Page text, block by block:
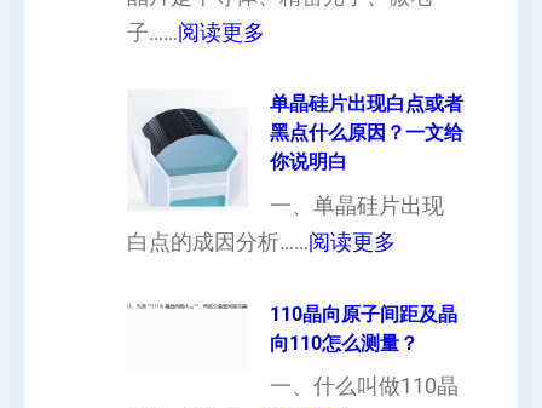
厚
也
以
子……阅读更多
片
晶
向
各
向
性
对
硬
单晶硅片出现白点或者
黑点什么原因？一文给
你说明白
一、单晶硅片出现
白点的成因分析……阅读更多
晶
硅
片
110晶向原子间距及晶
向110怎么测量？
一、什么叫做110晶